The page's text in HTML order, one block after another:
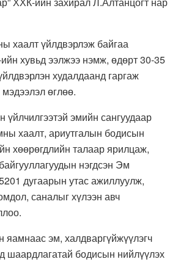
хаалт үйлдвэрлэж байгаа
хувьд ээлжээ нэмж, өдөрт 30-35
худалдаанд гаргаж
өглөө.
үйлчилгээтэй эмийн сангуудаар
хаалт, ариутгалын бодисын
хөөрөгдлийн талаар ярилцаж,
нэгдсэн Эм
дугаарын утас ажиллуулж,
саналыг хүлээн авч
эм, халдваргүйжүүлэгч
шаардлагатай бодисын нийлүүлэх